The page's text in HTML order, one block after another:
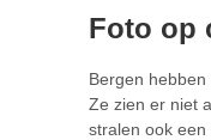
Foto op
Bergen hebben
Ze zien er niet
stralen ook een